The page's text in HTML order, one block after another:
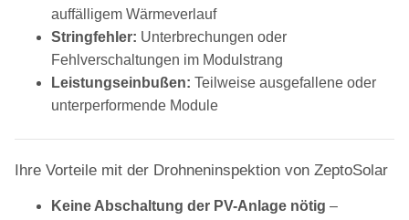
auffälligem Wärmeverlauf
Stringfehler: Unterbrechungen oder
Fehlverschaltungen im Modulstrang
Leistungseinbußen: Teilweise ausgefallene oder
unterperformende Module
Ihre Vorteile mit der Drohneninspektion von ZeptoSolar
Keine Abschaltung der PV-Anlage nötig –